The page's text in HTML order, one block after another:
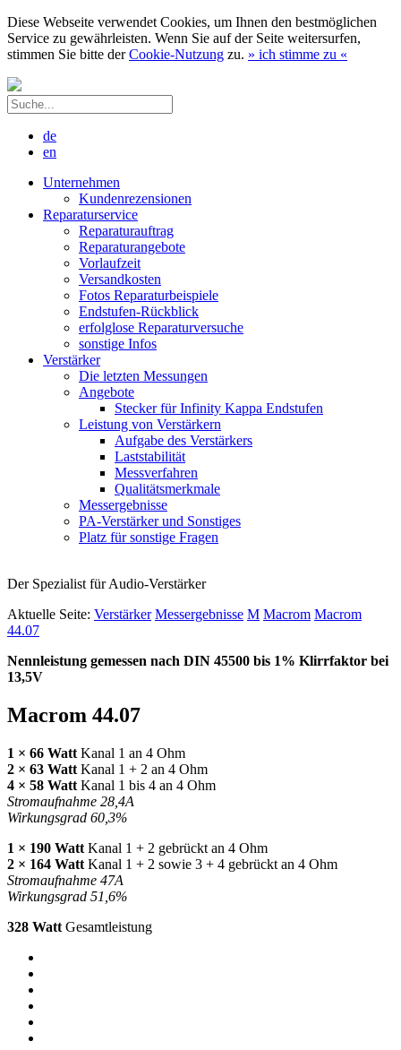
Diese Webseite verwendet Cookies, um Ihnen den bestmöglichen
Service zu gewährleisten. Wenn Sie auf der Seite weitersurfen,
stimmen Sie bitte derCookie-Nutzung zu. » ich stimme zu «
de
en
Unternehmen
Kundenrezensionen
Reparaturservice
Reparaturauftrag
Reparaturangebote
Vorlaufzeit
Versandkosten
Fotos Reparaturbeispiele
Endstufen-Rückblick
erfolglose Reparaturversuche
sonstige Infos
Verstärker
Die letzten Messungen
Angebote
Stecker für Infinity Kappa Endstufen
Leistung von Verstärkern
Aufgabe des Verstärkers
Laststabilität
Messverfahren
Qualitätsmerkmale
Messergebnisse
PA-Verstärker und Sonstiges
Platz für sonstige Fragen
Der Spezialist für Audio-Verstärker
Aktuelle Seite: Verstärker Messergebnisse M Macrom Macrom
44.07
Nennleistung gemessen nach DIN 45500 bis 1% Klirrfaktor bei
13,5V
Macrom 44.07
1 × 66 Watt Kanal 1 an 4 Ohm
2 × 63 Watt Kanal 1 + 2 an 4 Ohm
4 × 58 Watt Kanal 1 bis 4 an 4 Ohm
Stromaufnahme 28,4A
Wirkungsgrad 60,3%
1 × 190 Watt Kanal 1 + 2 gebrückt an 4 Ohm
2 × 164 Watt Kanal 1 + 2 sowie 3 + 4 gebrückt an 4 Ohm
Stromaufnahme 47A
Wirkungsgrad 51,6%
328 Watt Gesamtleistung